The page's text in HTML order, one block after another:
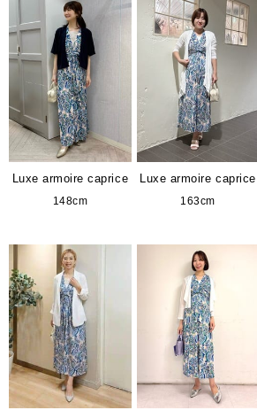
Luxe armoire caprice
148cm
Luxe armoire caprice
163cm